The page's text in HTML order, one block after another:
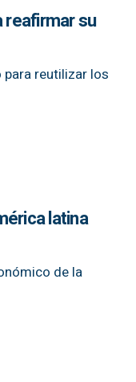
reafirmar su
para reutilizar los
latina
de la